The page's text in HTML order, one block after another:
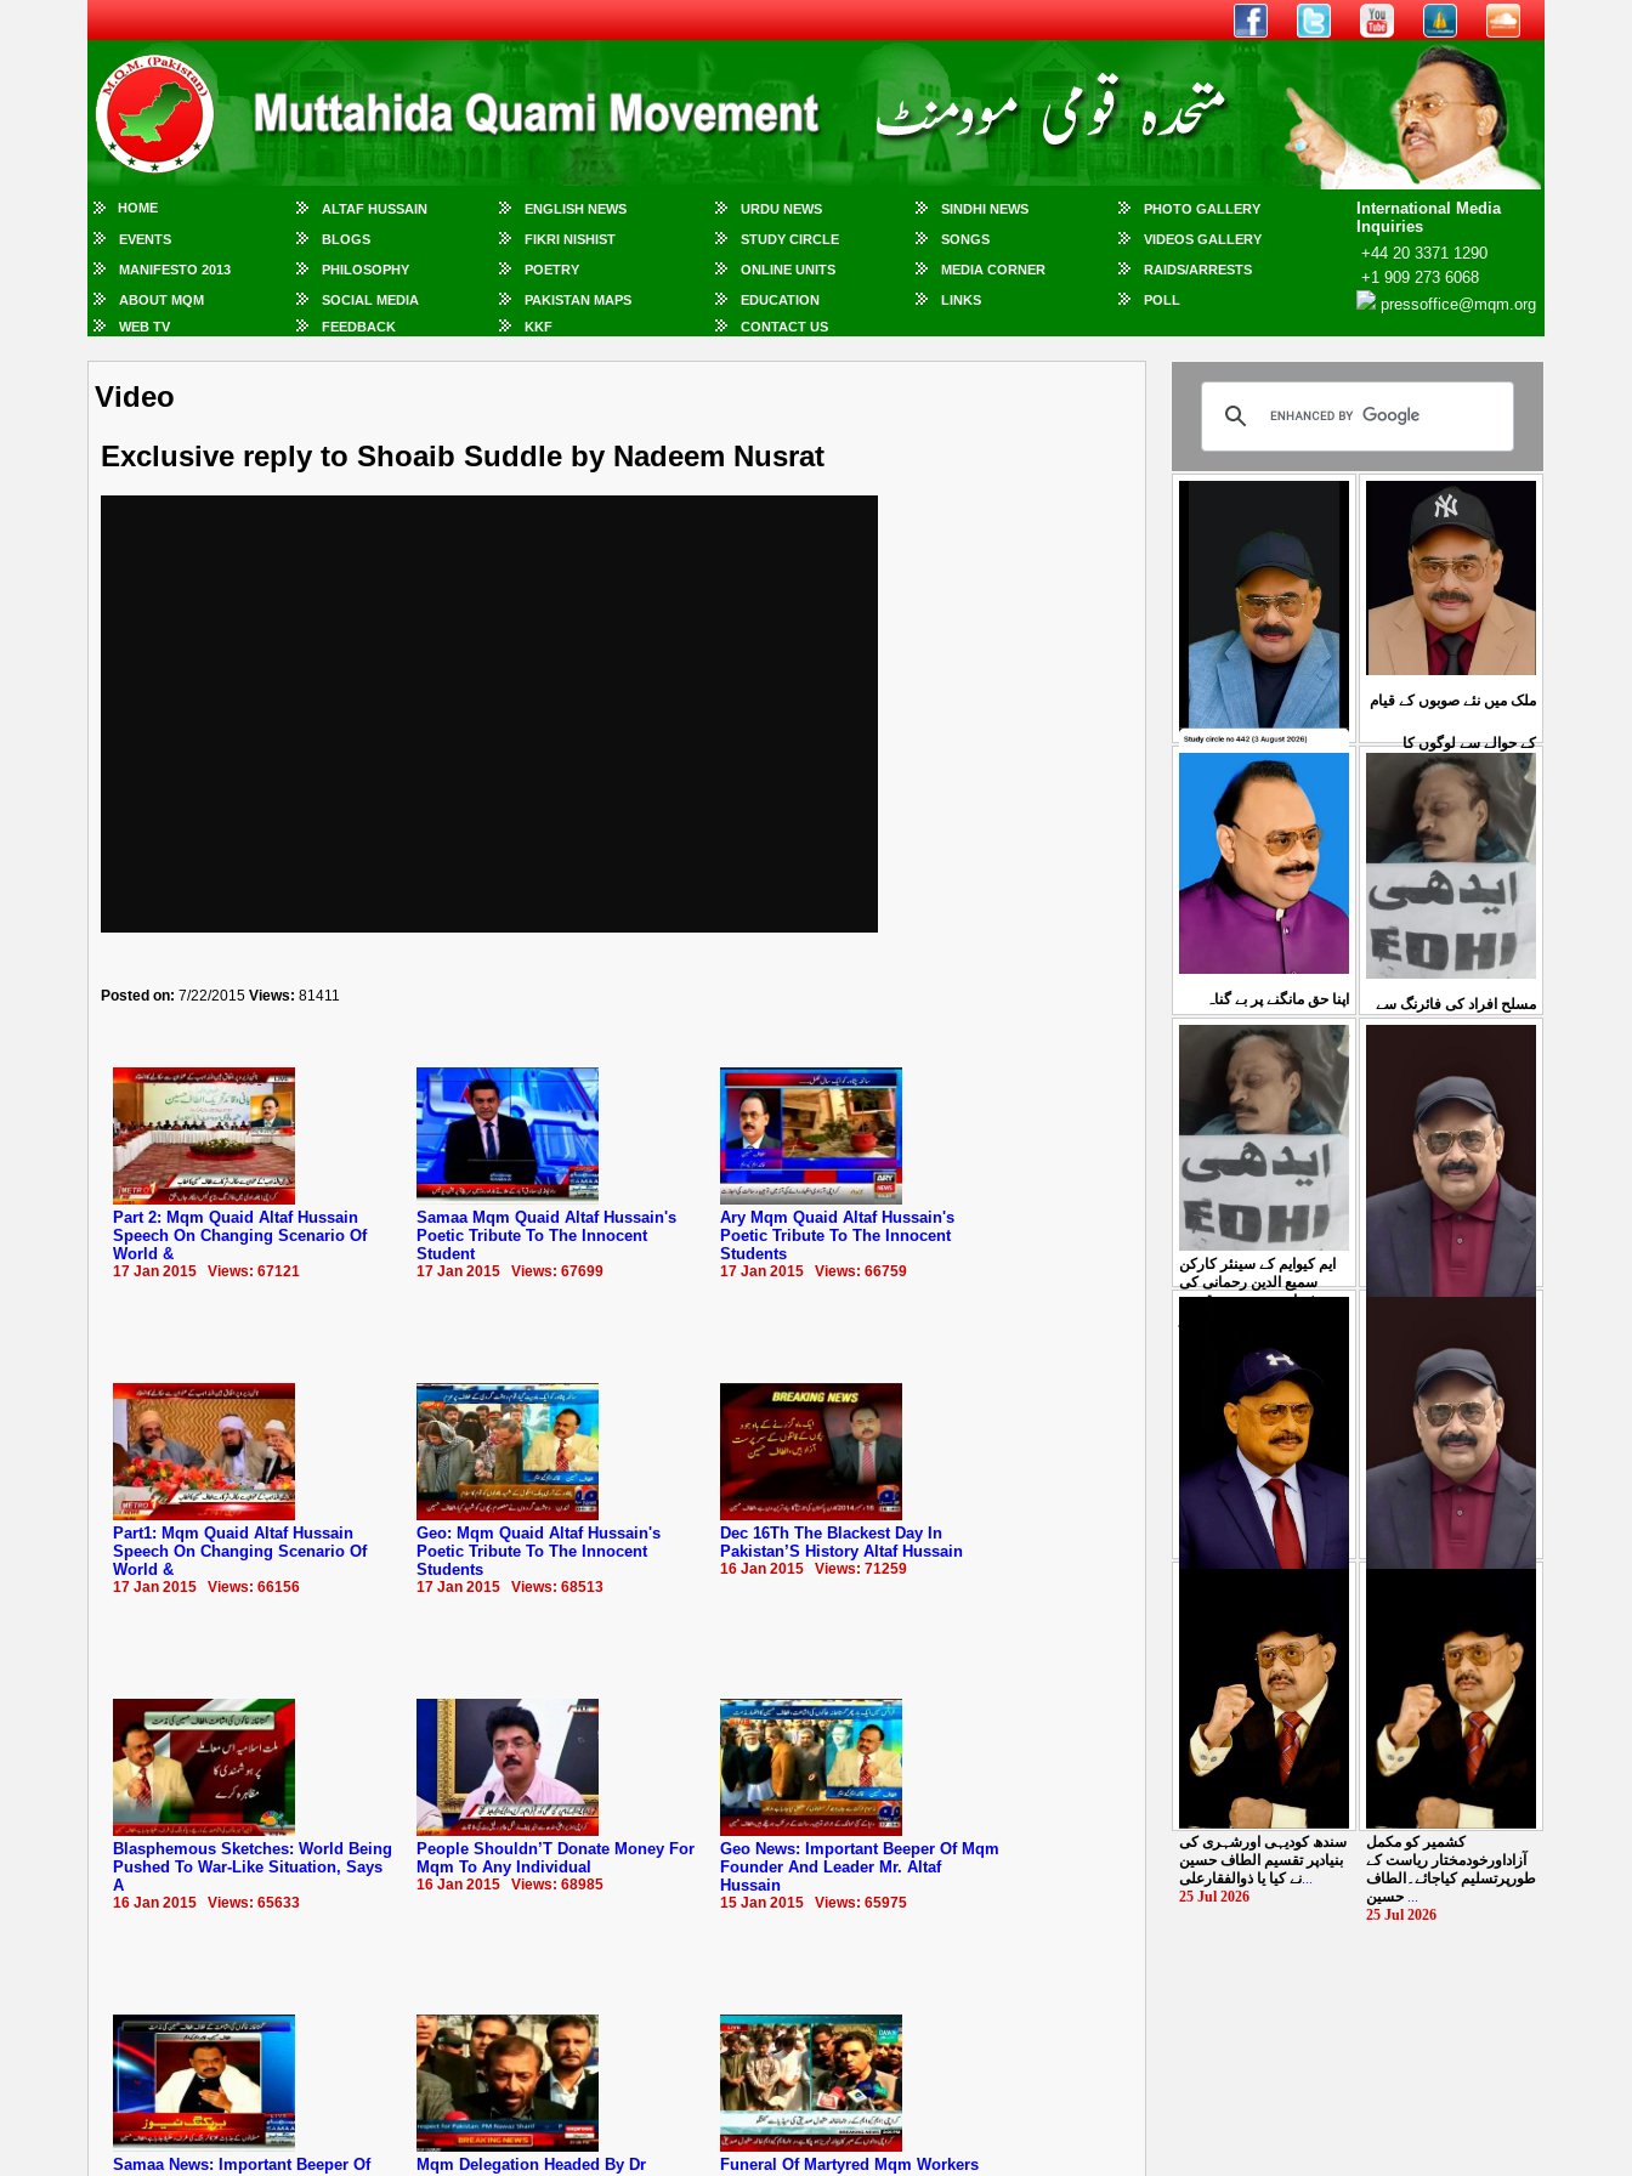
HOME ALTAF HUSSAIN ENGLISH NEWS URDU NEWS SINDHI NEWS PHOTO GALLERY
International Media
Inquiries
+44 20 3371 1290
+1 909 273 6068
pressoffice@mqm.org
EVENTS BLOGS FIKRI NISHIST STUDY CIRCLE SONGS VIDEOS GALLERY
MANIFESTO 2013 PHILOSOPHY POETRY ONLINE UNITS MEDIA CORNER RAIDS/ARRESTS
ABOUT MQM SOCIAL MEDIA PAKISTAN MAPS EDUCATION LINKS
POLL
WEB TV
FEEDBACK KKF CONTACT US
Video
Exclusive reply to Shoaib Suddle by Nadeem Nusrat
Posted on: 7/22/2015 Views: 81411
Part 2: Mqm Quaid Altaf Hussain
Speech On Changing Scenario Of
World &
17 Jan 2015 Views: 67121
Samaa Mqm Quaid Altaf Hussain's
Poetic Tribute To The Innocent
Student
17 Jan 2015 Views: 67699
Ary Mqm Quaid Altaf Hussain's
Poetic Tribute To The Innocent
Students
17 Jan 2015 Views: 66759
Part1: Mqm Quaid Altaf Hussain
Speech On Changing Scenario Of
World &
17 Jan 2015 Views: 66156
Geo: Mqm Quaid Altaf Hussain's
Poetic Tribute To The Innocent
Students
17 Jan 2015 Views: 68513
Dec 16Th The Blackest Day In
Pakistan’S History Altaf Hussain
16 Jan 2015 Views: 71259
Blasphemous Sketches: World Being
Pushed To War-Like Situation, Says
A
16 Jan 2015 Views: 65633
People Shouldn’T Donate Money For
Mqm To Any Individual
16 Jan 2015 Views: 68985
Geo News: Important Beeper Of Mqm
Founder And Leader Mr. Altaf
Hussain
15 Jan 2015 Views: 65975
Samaa News: Important Beeper Of
Mqm Delegation Headed By Dr
Funeral Of Martyred Mqm Workers
کشمیرکا کونہ کونہ لہو
لہو ہے لیکن حکومت کواس
کی کوئی پرواہ نہیں ہے
04 Aug 2026
ملک میں نئے صوبوں کے قیام
کے حوالے سے لوگوں کا
مطالبہ بالکل درست ہے۔ ا
03 Aug 2026
اپنا حق مانگنے پر بے گناہ
کشمیریوں کو گولیاں مارکر
شہ رگ کوکاٹ دیا گی
31 Jul 2026
مسلح افراد کی فائرنگ سے
سمیع الدین رحمانی ک
ایم کیوایم کے سینئر کارکن
سمیع الدین رحمانی کی
شہادت پر متحدہ قومی
سے ہولی کھیلنابند کی جائے،
الطاف حسین...
29 Jul 2026
کیایامہاجروں پر ظلم
سندھ کودیہی اورشہری کی
بنیادپر تقسیم الطاف حسین
نے کیا یا ذوالفقارعلی...
25 Jul 2026
کشمیر کو مکمل
آزاداورخودمختار ریاست کے
طورپرتسلیم کیاجائے۔الطاف
...
25 Jul 2026